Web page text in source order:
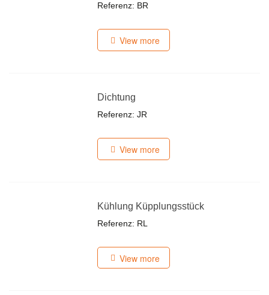
Referenz: BR
View more
Dichtung
Referenz: JR
View more
Kühlung Küpplungsstück
Referenz: RL
View more